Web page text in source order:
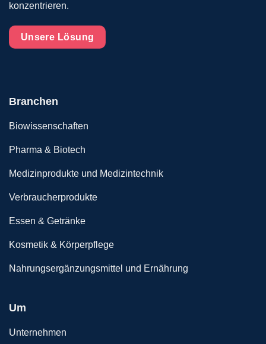
konzentrieren.
Unsere Lösung
Branchen
Biowissenschaften
Pharma & Biotech
Medizinprodukte und Medizintechnik
Verbraucherprodukte
Essen & Getränke
Kosmetik & Körperpflege
Nahrungsergänzungsmittel und Ernährung
Um
Unternehmen